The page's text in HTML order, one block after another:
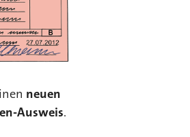
neuen
Ausweis.